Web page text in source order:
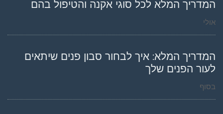
המדריך המלא לכל סוגי אקנה והטיפול בהם
אולי
המדריך המלא: איך לבחור סבון פנים שיתאים
לעור הפנים שלך
בסוף